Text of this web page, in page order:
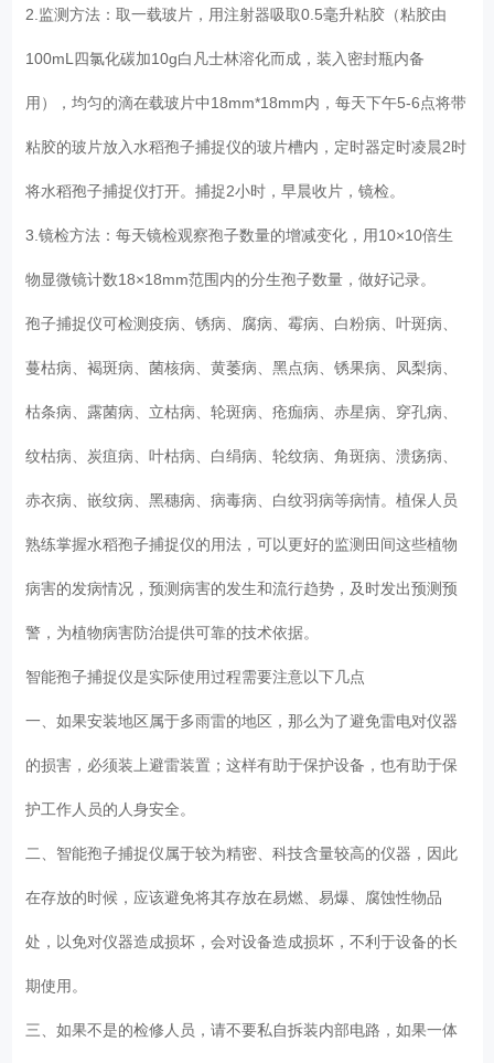
2.监测方法：取一载玻片，用注射器吸取0.5毫升粘胶（粘胶由
100mL四氯化碳加10g白凡士林溶化而成，装入密封瓶内备
用），均匀的滴在载玻片中18mm*18mm内，每天下午5-6点将带
粘胶的玻片放入水稻孢子捕捉仪的玻片槽内，定时器定时凌晨2时
将水稻孢子捕捉仪打开。捕捉2小时，早晨收片，镜检。
3.镜检方法：每天镜检观察孢子数量的增减变化，用10×10倍生
物显微镜计数18×18mm范围内的分生孢子数量，做好记录。
孢子捕捉仪可检测疫病、锈病、腐病、霉病、白粉病、叶斑病、
蔓枯病、褐斑病、菌核病、黄萎病、黑点病、锈果病、凤梨病、
枯条病、露菌病、立枯病、轮斑病、疮痂病、赤星病、穿孔病、
纹枯病、炭疽病、叶枯病、白绢病、轮纹病、角斑病、溃疡病、
赤衣病、嵌纹病、黑穗病、病毒病、白纹羽病等病情。植保人员
熟练掌握水稻孢子捕捉仪的用法，可以更好的监测田间这些植物
病害的发病情况，预测病害的发生和流行趋势，及时发出预测预
警，为植物病害防治提供可靠的技术依据。
智能孢子捕捉仪是实际使用过程需要注意以下几点
一、如果安装地区属于多雨雷的地区，那么为了避免雷电对仪器
的损害，必须装上避雷装置；这样有助于保护设备，也有助于保
护工作人员的人身安全。
二、智能孢子捕捉仪属于较为精密、科技含量较高的仪器，因此
在存放的时候，应该避免将其存放在易燃、易爆、腐蚀性物品
处，以免对仪器造成损坏，会对设备造成损坏，不利于设备的长
期使用。
三、如果不是的检修人员，请不要私自拆装内部电路，如果一体